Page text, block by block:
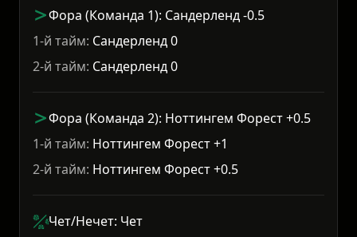
Фора (Команда 1): Сандерленд -0.5
1-й тайм: Сандерленд 0
2-й тайм: Сандерленд 0
Фора (Команда 2): Ноттингем Форест +0.5
1-й тайм: Ноттингем Форест +1
2-й тайм: Ноттингем Форест +0.5
Чет/Нечет: Чет